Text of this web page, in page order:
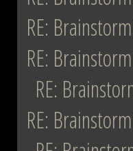
RE:
RE:
RE:
RE: